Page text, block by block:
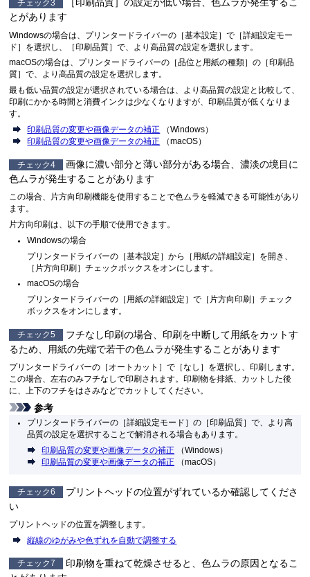
チェック3 ［印刷品質］の設定が低い場合、色ムラが発生するこ
とがあります
Windowsの場合は、プリンタードライバーの［基本設定 ］で［詳細設定モー
ド ］を選択し、［印刷品質］で、より高品質の設定を選択します。
macOSの場合は、プリンタードライバーの［品位と用紙の種類 ］の［ 印刷品
質］で、より高品質の設定を選択します。
最も低い品質の設定が選択されている場合は、より高品質の設定と比較して、
印刷にかかる時間と消費インクは少なくなりますが、印刷品質が低くなりま
す。
印刷品質の変更や画像データの補正
（Windows）
印刷品質の変更や画像データの補正
（macOS）
チェック4
画像に濃い部分と薄い部分がある場合、濃淡の境目に
色ムラが発生することがあります
この場合、片方向印刷機能を使用することで色ムラを軽減できる可能性があり
ます。
片方向印刷は、以下の手順で使用できます。
Windowsの場合
プリンタードライバーの［基本設定 ］から［ 用紙の詳細設定 ］を開き、
［ 片方向印刷 ］チェックボックスをオンにします。
macOSの場合
プリンタードライバーの［ 用紙の詳細設定 ］で［ 片方向印刷 ］チェック
ボックスをオンにします。
チェック5
フチなし印刷の場合、印刷を中断して用紙をカットす
るため、用紙の先端で若干の色ムラが発生することがあります
プリンタードライバーの［ オートカット ］で［なし ］を選択し、印刷します。
この場合、左右のみフチなしで印刷されます。印刷物を排紙、カットした後
に、上下のフチをはさみなどでカットしてください。
参考
プリンタードライバーの［詳細設定モード ］の［印刷品質］で、より高
品質の設定を選択することで解消される場合もあります。
印刷品質の変更や画像データの補正
（Windows）
印刷品質の変更や画像データの補正
（macOS）
チェック6
プリントヘッドの位置がずれているか確認してくださ
い
プリントヘッドの位置を調整します。
縦線のゆがみや色ずれを自動で調整する
チェック7
印刷物を重ねて乾燥させると、色ムラの原因となるこ